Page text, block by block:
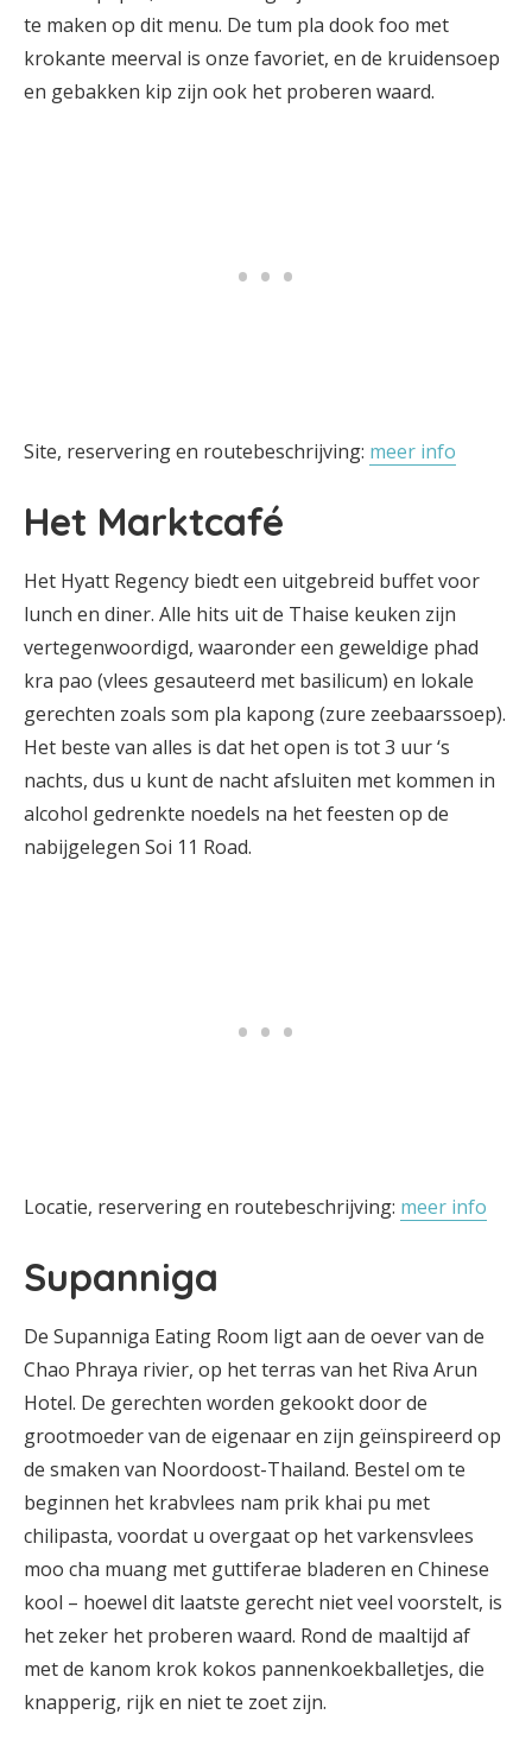
te maken op dit menu. De tum pla dook foo met
krokante meerval is onze favoriet, en de kruidensoep
en gebakken kip zijn ook het proberen waard.
Site, reservering en routebeschrijving: meer info
Het Marktcafé
Het Hyatt Regency biedt een uitgebreid buffet voor
lunch en diner. Alle hits uit de Thaise keuken zijn
vertegenwoordigd, waaronder een geweldige phad
kra pao (vlees gesauteerd met basilicum) en lokale
gerechten zoals som pla kapong (zure zeebaarssoep).
Het beste van alles is dat het open is tot 3 uur ‘s
nachts, dus u kunt de nacht afsluiten met kommen in
alcohol gedrenkte noedels na het feesten op de
nabijgelegen Soi 11 Road.
Locatie, reservering en routebeschrijving: meer info
Supanniga
De Supanniga Eating Room ligt aan de oever van de
Chao Phraya rivier, op het terras van het Riva Arun
Hotel. De gerechten worden gekookt door de
grootmoeder van de eigenaar en zijn geïnspireerd op
de smaken van Noordoost-Thailand. Bestel om te
beginnen het krabvlees nam prik khai pu met
chilipasta, voordat u overgaat op het varkensvlees
moo cha muang met guttiferae bladeren en Chinese
kool – hoewel dit laatste gerecht niet veel voorstelt, is
het zeker het proberen waard. Rond de maaltijd af
met de kanom krok kokos pannenkoekballetjes, die
knapperig, rijk en niet te zoet zijn.